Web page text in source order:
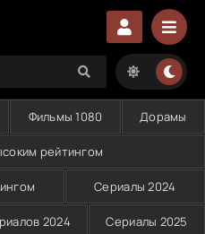
Фильмы 1080 Дорамы
рейтингом
Сериалы 2024
2024 Сериалы 2025